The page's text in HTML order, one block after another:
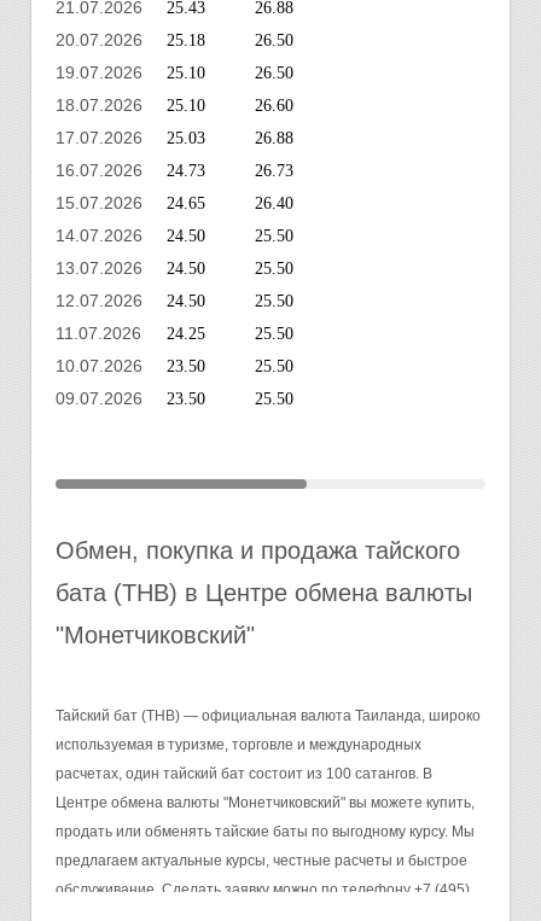
21.07.2026 25.43 26.88
20.07.2026 25.18 26.50
19.07.2026 25.10 26.50
18.07.2026 25.10 26.60
17.07.2026 25.03 26.88
16.07.2026 24.73 26.73
15.07.2026 24.65 26.40
14.07.2026 24.50 25.50
13.07.2026 24.50 25.50
12.07.2026 24.50 25.50
11.07.2026 24.25 25.50
10.07.2026 23.50 25.50
09.07.2026 23.50 25.50
Обмен, покупка и продажа тайского
бата (THB) в Центре обмена валюты
"Монетчиковский"
Тайский бат (THB) — официальная валюта Таиланда, широко
используемая в туризме, торговле и международных
расчетах, один тайский бат состоит из 100 сатангов. В
Центре обмена валюты "Монетчиковский" вы можете купить,
продать или обменять тайские баты по выгодному курсу. Мы
предлагаем актуальные курсы, честные расчеты и быстрое
обслуживание. Сделать заявку можно по телефону +7 (495)